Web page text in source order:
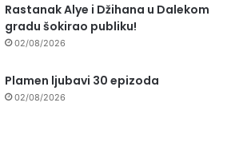
Rastanak Alye i Džihana u Dalekom
gradu šokirao publiku!
02/08/2026
Plamen ljubavi 30 epizoda
02/08/2026